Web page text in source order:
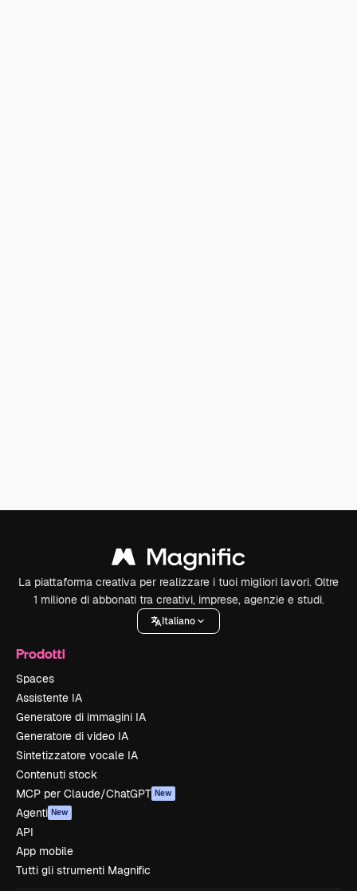
La piattaforma creativa per realizzare i tuoi migliori lavori. Oltre
1 milione di abbonati tra creativi, imprese, agenzie e studi.
Italiano
Prodotti
Spaces
Assistente IA
Generatore di immagini IA
Generatore di video IA
Sintetizzatore vocale IA
Contenuti stock
MCP per Claude/ChatGPT New
Agenti New
API
App mobile
Tutti gli strumenti Magnific